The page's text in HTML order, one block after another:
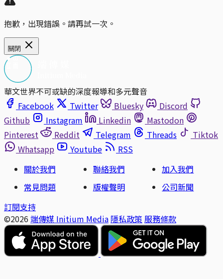
抱歉，出現錯誤。請再試一次。
關閉
華文世界不可或缺的深度報導和多元聲音
Facebook
Twitter Bluesky
Discord
Github
Instagram Linkedin
Mastodon
Pinterest
Reddit Telegram Threads
Tiktok
Whatsapp
Youtube
RSS
關於我們
聯絡我們
加入我們
常見問題
版權聲明
公司新聞
訂閱支持
©2026 端傳媒 Initium Media 隱私政策 服務條款